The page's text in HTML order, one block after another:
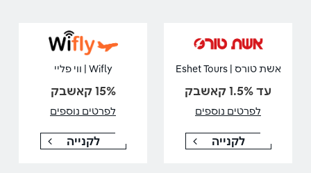
אשת טורס | Eshet Tours
עד 1.5% קאשבק
לפרטים נוספים
לקנייה
Wifly | ווי פליי
15% קאשבק
לפרטים נוספים
לקנייה